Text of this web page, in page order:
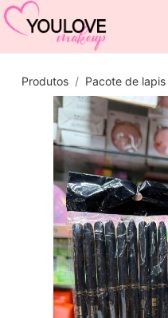
Produtos Pacote de lapis